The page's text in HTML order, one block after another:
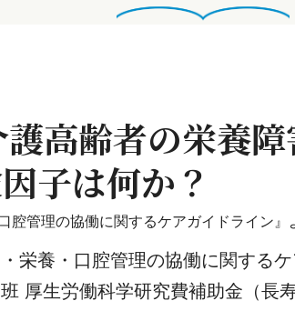
護高齢者の栄養
子は何か？
腔管理の協働に関するケアガイドライン』
栄養・口腔管理の協働に関する
厚生労働科学研究費補助金（長